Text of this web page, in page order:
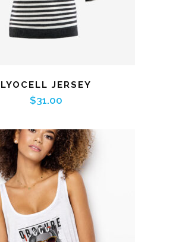
LYOCELL JERSEY
$31.00